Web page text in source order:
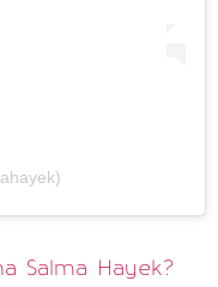
Salma Hayek?